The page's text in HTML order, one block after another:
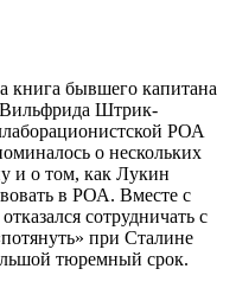
бывшего капитана
Вильфрида Штрик-
РОА
о нескольких
и о том, как Лукин
в РОА. Вместе с
сотрудничать с
при Сталине
тюремный срок.